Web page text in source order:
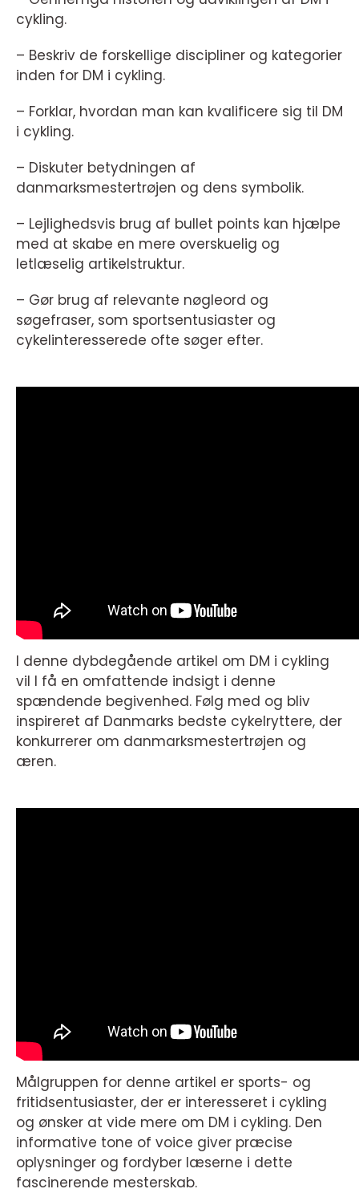
cykling.
– Beskriv de forskellige discipliner og kategorier
inden for DM i cykling.
– Forklar, hvordan man kan kvalificere sig til DM
i cykling.
– Diskuter betydningen af
danmarksmestertrøjen og dens symbolik.
– Lejlighedsvis brug af bullet points kan hjælpe
med at skabe en mere overskuelig og
letlæselig artikelstruktur.
– Gør brug af relevante nøgleord og
søgefraser, som sportsentusiaster og
cykelinteresserede ofte søger efter.
I denne dybdegående artikel om DM i cykling
vil I få en omfattende indsigt i denne
spændende begivenhed. Følg med og bliv
inspireret af Danmarks bedste cykelryttere, der
konkurrerer om danmarksmestertrøjen og
æren.
Målgruppen for denne artikel er sports- og
fritidsentusiaster, der er interesseret i cykling
og ønsker at vide mere om DM i cykling. Den
informative tone of voice giver præcise
oplysninger og fordyber læserne i dette
fascinerende mesterskab.